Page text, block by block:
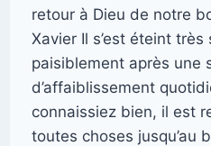
retour à Dieu de notre
Xavier Il s’est éteint très
paisiblement après une
d’affaiblissement
connaissiez bien, il est
toutes choses jusqu’au